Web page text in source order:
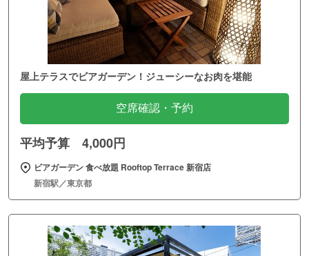
屋上テラスでビアガーデン！ジューシーなお肉を堪能
空席確認・予約
平均予算 4,000円
ビアガーデン 食べ放題 Rooftop Terrace 新宿店
新宿駅／東京都